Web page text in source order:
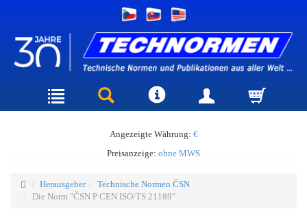
Angezeigte Währung: €
Preisanzeige: ohne MWS
Herausgeber
Technische Normen ČSN
Die Norm "ČSN P CEN ISO/TS 21189"